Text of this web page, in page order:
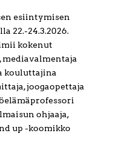
esiintymisen
22.-24.3.2026.
kokenut
kouluttajina
joogaopettaja
ohjaaja,
up -koomikko